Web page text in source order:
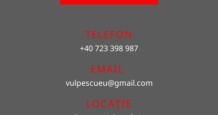
TELEFON
+40 723 398 987
EMAIL
vulpescueu@gmail.com
LOCAȚIE